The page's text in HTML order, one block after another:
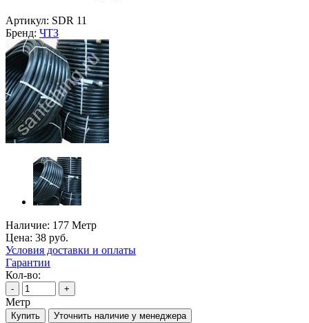
Артикул: SDR 11
Бренд: ЧТЗ
Наличие: 177 Метр
Цена: 38 руб.
Условия доставки и оплаты
Гарантии
Кол-во:
- +
Метр
Купить Уточнить наличие у менеджера